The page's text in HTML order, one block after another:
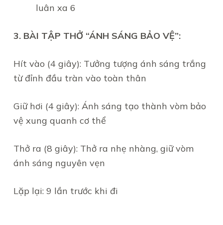
luân xa 6
3. BÀI TẬP THỞ “ÁNH SÁNG BẢO VỆ”:
Hít vào (4 giây): Tưởng tượng ánh sáng trắng
từ đỉnh đầu tràn vào toàn thân
Giữ hơi (4 giây): Ánh sáng tạo thành vòm bảo
vệ xung quanh cơ thể
Thở ra (8 giây): Thở ra nhẹ nhàng, giữ vòm
ánh sáng nguyên vẹn
Lặp lại: 9 lần trước khi đi